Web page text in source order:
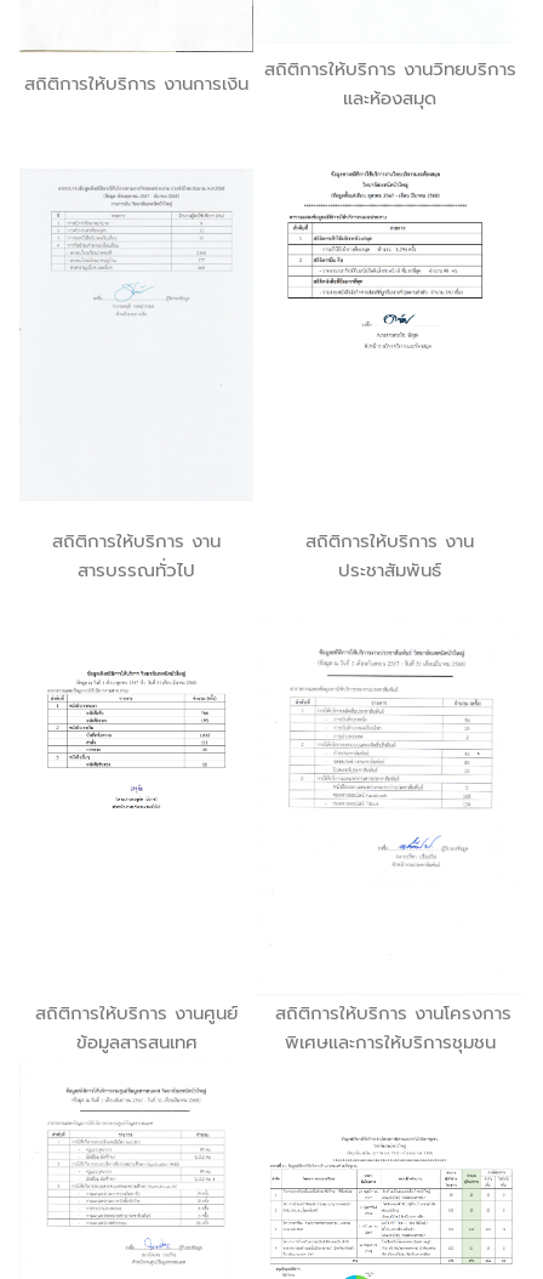
สถิติการให้บริการ งานการเงิน
สถิติการให้บริการ งานวิทยบริการ
และห้องสมุด
สถิติการให้บริการ งาน
สารบรรณทั่วไป
สถิติการให้บริการ งาน
ประชาสัมพันธ์
สถิติการให้บริการ งานศูนย์
ข้อมูลสารสนเทศ
สถิติการให้บริการ งานโครงการ
พิเศษและการให้บริการชุมชน